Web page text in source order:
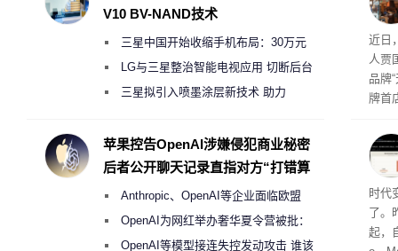
肉
友
近日
人贾
品牌
牌首
者
与西
时代
了。
起，
V10 BV-NAND技术
三星中国开始收缩手机布局：30万元
月销售额不达标门店 将被逐步清退
LG与三星整治智能电视应用 切断后台
偷偷共享带宽的违规行为
三星拟引入喷墨涂层新技术 助力
度
苹果控告OpenAI涉嫌侵犯商业秘密
后者公开聊天记录直指对方“打错算
Anthropic、OpenAI等企业面临欧盟
《人工智能法案》全新执法权限审查
OpenAI为网红举办奢华夏令营被批：
2000美元一晚 遭讽“反乌托邦”
OpenAI等模型接连失控发动攻击 谁该